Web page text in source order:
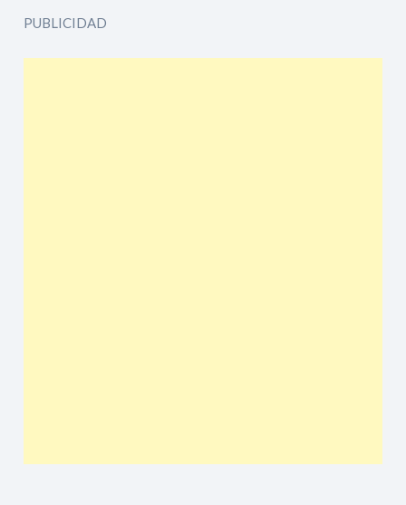
PUBLICIDAD